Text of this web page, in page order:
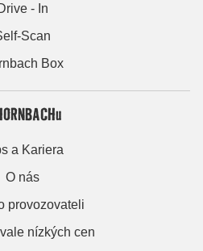
- In
Scan
Box
a Kariera
O nás
provozovateli
nízkých cen